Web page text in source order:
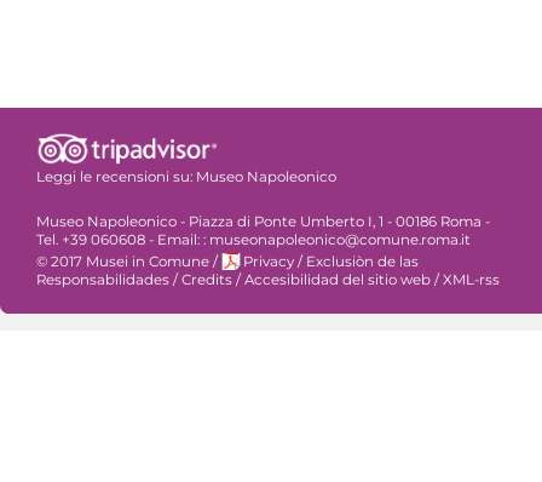
Leggi le recensioni su: Museo Napoleonico
Museo Napoleonico - Piazza di Ponte Umberto I, 1 - 00186 Roma -
Tel. +39 060608 - Email: : museonapoleonico@comune.roma.it
© 2017 Musei in Comune / Privacy / Exclusiòn de las
Responsabilidades /Credits /Accesibilidad del sitio web /XML-rss